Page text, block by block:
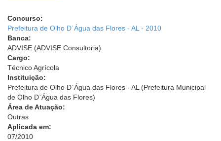
Concurso:
Prefeitura de Olho D`Água das Flores - AL - 2010
Banca:
ADVISE (ADVISE Consultoria)
Cargo:
Técnico Agrícola
Instituição:
Prefeitura de Olho D`Água das Flores - AL (Prefeitura Municipal
de Olho D`Água das Flores)
Área de Atuação:
Outras
Aplicada em:
07/2010